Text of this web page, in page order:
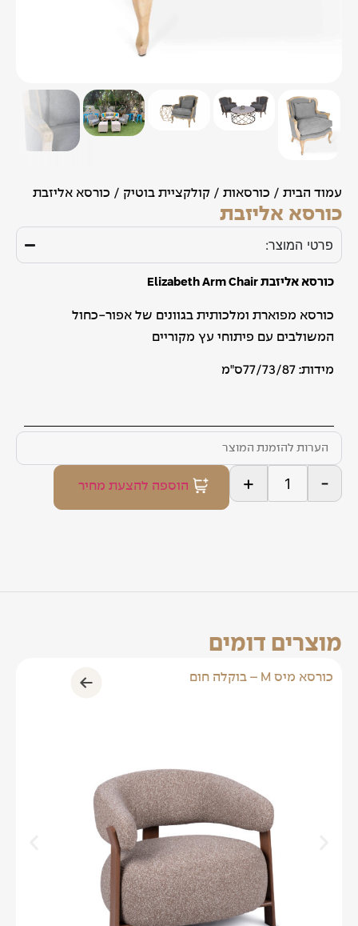
עמוד הבית / כורסאות / קולקציית בוטיק / כורסא אליזבת
כורסא אליזבת
פרטי המוצר:
כורסא אליזבת Elizabeth Arm Chair
כורסא מפוארת ומלכותית בגוונים של אפור-כחול
המשולבים עם פיתוחי עץ מקוריים
מידות: 77/73/87ס"מ
-
+ הוספה להצעת מחיר
מוצרים דומים
כורסא מיס M – בוקלה חום